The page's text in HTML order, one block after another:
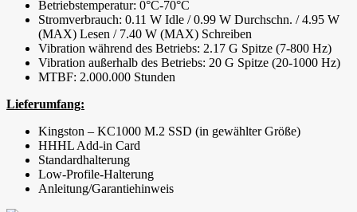
Betriebstemperatur: 0°C-70°C
Stromverbrauch: 0.11 W Idle / 0.99 W Durchschn. / 4.95 W
(MAX) Lesen / 7.40 W (MAX) Schreiben
Vibration während des Betriebs: 2.17 G Spitze (7-800 Hz)
Vibration außerhalb des Betriebs: 20 G Spitze (20-1000 Hz)
MTBF: 2.000.000 Stunden
Lieferumfang:
Kingston – KC1000 M.2 SSD (in gewählter Größe)
HHHL Add-in Card
Standardhalterung
Low-Profile-Halterung
Anleitung/Garantiehinweis